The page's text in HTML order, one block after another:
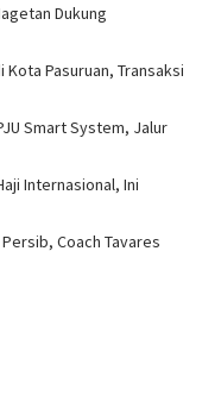
Dukung
Pasuruan, Transaksi
Smart System, Jalur
Internasional, Ini
Coach Tavares